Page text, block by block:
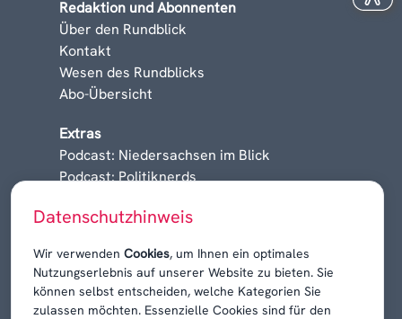
Datenschutzhinweis
Wir verwenden Cookies, um Ihnen ein optimales
Nutzungserlebnis auf unserer Website zu bieten. Sie
können selbst entscheiden, welche Kategorien Sie
zulassen möchten. Essenzielle Cookies sind für den
Redaktion und Abonnenten
Über den Rundblick
Kontakt
Wesen des Rundblicks
Abo-Übersicht
Extras
Podcast: Niedersachsen im Blick
Podcast: Politiknerds
Karrieren, Krisen & Kontroversen